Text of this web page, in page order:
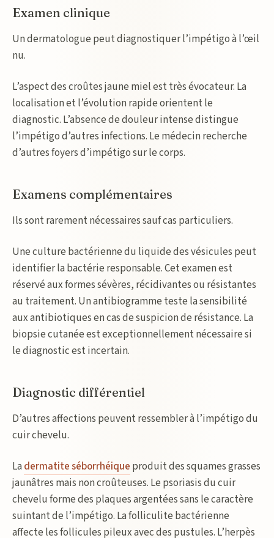
Examen clinique
Un dermatologue peut diagnostiquer l’impétigo à l’œil
nu.
L’aspect des croûtes jaune miel est très évocateur. La
localisation et l’évolution rapide orientent le
diagnostic. L’absence de douleur intense distingue
l’impétigo d’autres infections. Le médecin recherche
d’autres foyers d’impétigo sur le corps.
Examens complémentaires
Ils sont rarement nécessaires sauf cas particuliers.
Une culture bactérienne du liquide des vésicules peut
identifier la bactérie responsable. Cet examen est
réservé aux formes sévères, récidivantes ou résistantes
au traitement. Un antibiogramme teste la sensibilité
aux antibiotiques en cas de suspicion de résistance. La
biopsie cutanée est exceptionnellement nécessaire si
le diagnostic est incertain.
Diagnostic différentiel
D’autres affections peuvent ressembler à l’impétigo du
cuir chevelu.
Ladermatite séborrhéique produit des squames grasses
jaunâtres mais non croûteuses. Le psoriasis du cuir
chevelu forme des plaques argentées sans le caractère
suintant de l’impétigo. La folliculite bactérienne
affecte les follicules pileux avec des pustules. L’herpès